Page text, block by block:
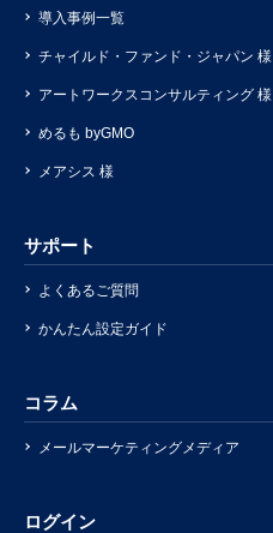
導入事例一覧
チャイルド・ファンド・ジャパン 様
アートワークスコンサルティング 様
めるも byGMO
メアシス 様
サポート
よくあるご質問
かんたん設定ガイド
コラム
メールマーケティングメディア
ログイン